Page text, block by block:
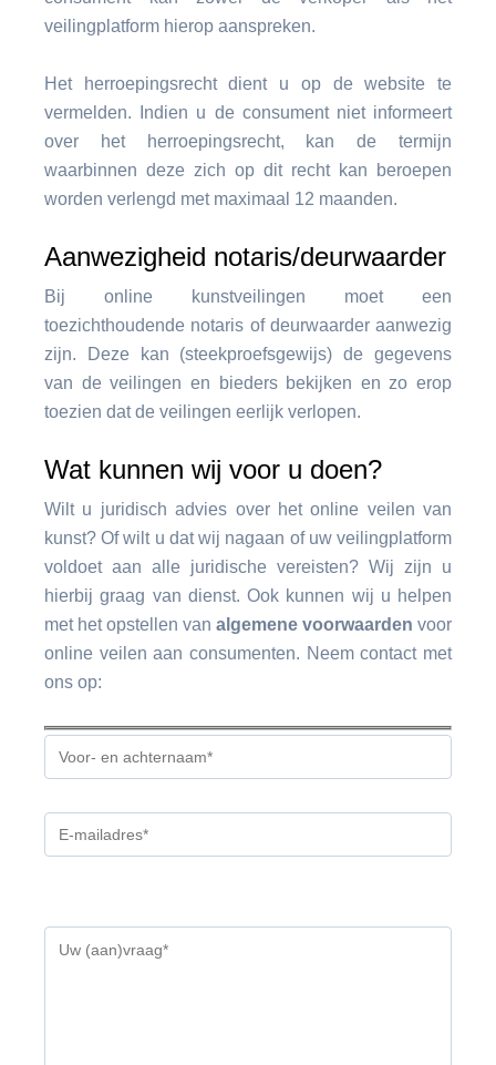
veilingplatform hierop aanspreken.
Het herroepingsrecht dient u op de website te
vermelden. Indien u de consument niet informeert
over het herroepingsrecht, kan de termijn
waarbinnen deze zich op dit recht kan beroepen
worden verlengd met maximaal 12 maanden.
Aanwezigheid notaris/deurwaarder
Bij online kunstveilingen moet een
toezichthoudende notaris of deurwaarder aanwezig
zijn. Deze kan (steekproefsgewijs) de gegevens
van de veilingen en bieders bekijken en zo erop
toezien dat de veilingen eerlijk verlopen.
Wat kunnen wij voor u doen?
Wilt u juridisch advies over het online veilen van
kunst? Of wilt u dat wij nagaan of uw veilingplatform
voldoet aan alle juridische vereisten? Wij zijn u
hierbij graag van dienst. Ook kunnen wij u helpen
met het opstellen van algemene voorwaarden voor
online veilen aan consumenten. Neem contact met
ons op:
dit
veld